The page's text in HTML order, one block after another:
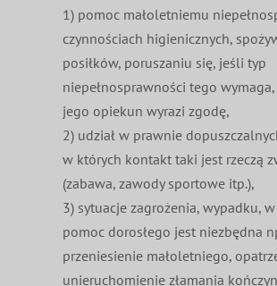
1) pomoc małoletniemu
czynnościach higienicznych,
posiłków, poruszaniu się, jeśli typ
niepełnosprawności tego
jego opiekun wyrazi zgodę,
2) udział w prawnie
w których kontakt taki jest rzeczą
(zabawa, zawody sportowe itp.),
3) sytuacje zagrożenia, wypadku,
pomoc dorosłego jest niezbędna
przeniesienie małoletniego,
unieruchomienie złamania